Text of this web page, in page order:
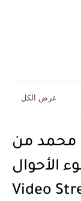
محمد من
الأحوال